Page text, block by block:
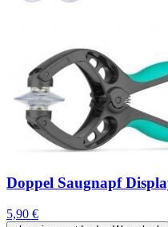
Doppel Saugnapf
5,90 €